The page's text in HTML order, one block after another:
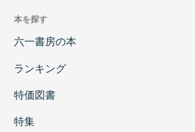
本を探す
六一書房の本
ランキング
特価図書
特集